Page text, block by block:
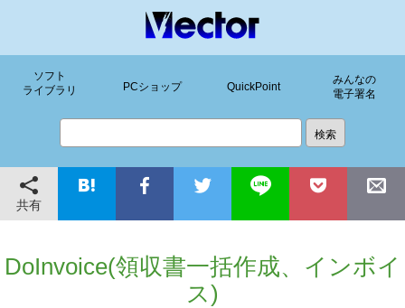
ソフト
ライブラリ
PCショップ QuickPoint
みんなの
電子署名
共有
DoInvoice(領収書一括作成、インボイ
ス)